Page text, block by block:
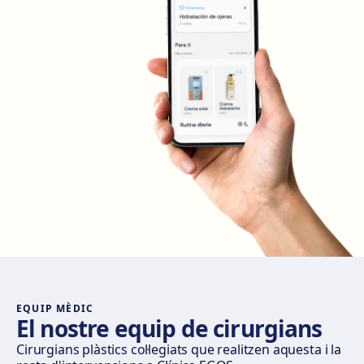
Veure clínica
Calle del Doctor Castelo, 20, Retiro, 28009 Madrid
Veure clínica
Madrid Castellana
Av. del General Perón, 20, 28020 Madrid
Valencia
EQUIP MÈDIC
El nostre equip de cirurgians
Cirurgians plàstics col·legiats que realitzen aquesta i la